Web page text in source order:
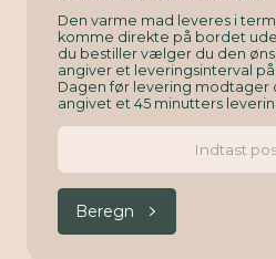
Den varme mad leveres i
komme direkte på bordet
du bestiller vælger du den
angiver et leveringsinterval på
Dagen før levering modtager
angivet et 45 minutters
Beregn